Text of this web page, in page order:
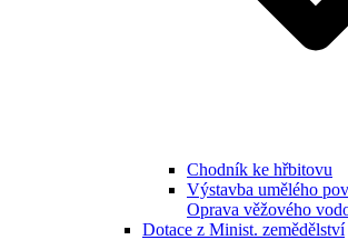
Chodník ke hřbitovu
Výstavba umělého
Oprava věžového
Dotace z Minist. zemědělství